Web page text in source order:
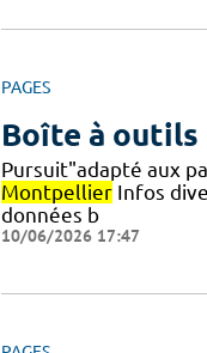
PAGES
Boîte à outils
Pursuit"adapté aux
MontpellierInfos
données b
10/06/2026 17:47